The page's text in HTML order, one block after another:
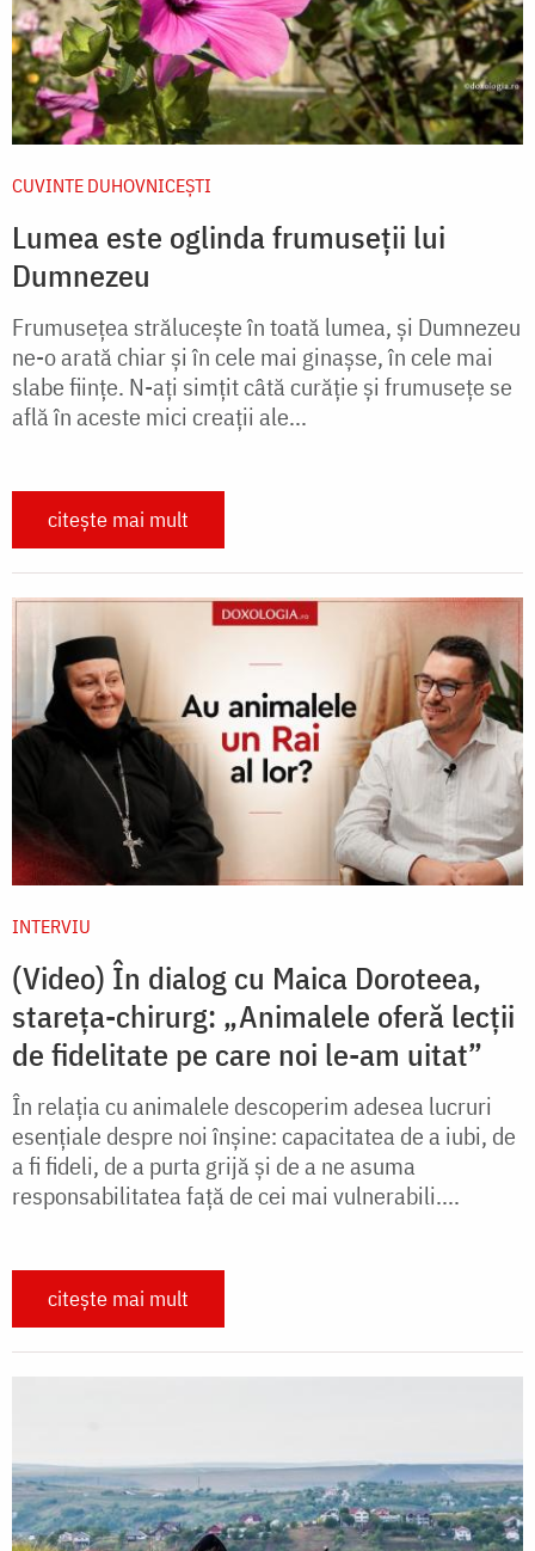
CUVINTE DUHOVNICEȘTI
Lumea este oglinda frumuseții lui
Dumnezeu
Frumusețea strălucește în toată lumea, și Dumnezeu
ne-o arată chiar și în cele mai ginașse, în cele mai
slabe ființe. N-ați simțit câtă curăție și frumusețe se
află în aceste mici creații ale...
citește mai mult
INTERVIU
(Video) În dialog cu Maica Doroteea,
stareța-chirurg: „Animalele oferă lecții
de fidelitate pe care noi le-am uitat”
În relația cu animalele descoperim adesea lucruri
esențiale despre noi înșine: capacitatea de a iubi, de
a fi fideli, de a purta grijă și de a ne asuma
responsabilitatea față de cei mai vulnerabili....
citește mai mult